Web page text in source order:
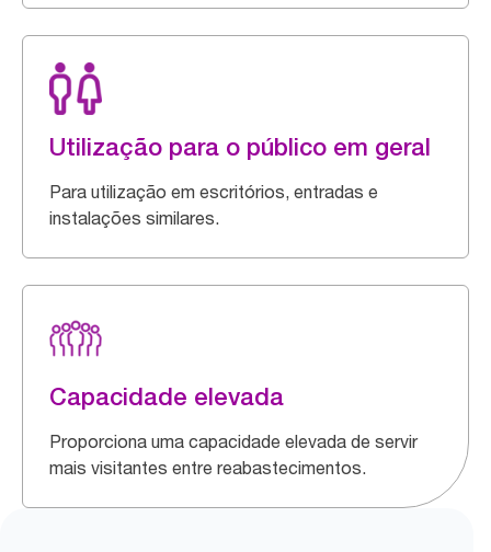
Utilização para o público em geral
Para utilização em escritórios, entradas e
instalações similares.
Capacidade elevada
Proporciona uma capacidade elevada de servir
mais visitantes entre reabastecimentos.